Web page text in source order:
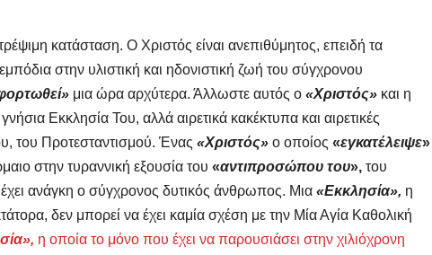
κατάσταση. Ο Χριστός είναι ανεπιθύμητος, επειδή τα
στην υλιστική και ηδονιστική ζωή του σύγχρονου
μια ώρα αρχύτερα. Άλλωστε αυτός ο «Χριστός» και η
Εκκλησία Του, αλλά αιρετικά κακέκτυπα και αιρετικές
του Προτεσταντισμού. Ένας «Χριστός» ο οποίος «εγκατέλειψε»
στην τυραννική εξουσία του «αντιπροσώπου του», του
έχει ανάγκη ο σύγχρονος δυτικός άνθρωπος. Μια «Εκκλησία», η
δεν μπορεί να έχει καμία σχέση με την Μία Αγία Καθολική
η οποία το μόνο που έχει να παρουσιάσει στην χιλιόχρονη